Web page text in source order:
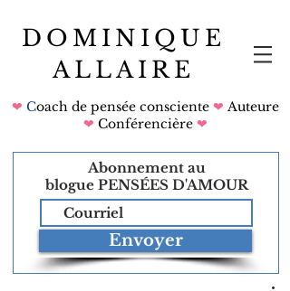
DOMINIQUE
ALLAIRE
❤ Coach de pensée consciente ❤ Auteure
❤ Conférencière ❤
Abonnement au
blogue PENSÉES D'AMOUR
Envoyer